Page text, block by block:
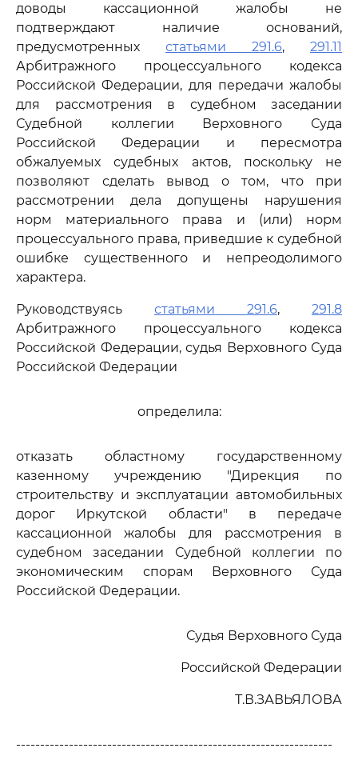
доводы кассационной жалобы не
подтверждают наличие оснований,
предусмотренных статьями 291.6, 291.11
Арбитражного процессуального кодекса
Российской Федерации, для передачи жалобы
для рассмотрения в судебном заседании
Судебной коллегии Верховного Суда
Российской Федерации и пересмотра
обжалуемых судебных актов, поскольку не
позволяют сделать вывод о том, что при
рассмотрении дела допущены нарушения
норм материального права и (или) норм
процессуального права, приведшие к судебной
ошибке существенного и непреодолимого
характера.
Руководствуясь статьями 291.6, 291.8
Арбитражного процессуального кодекса
Российской Федерации, судья Верховного Суда
Российской Федерации
определила:
отказать областному государственному
казенному учреждению "Дирекция по
строительству и эксплуатации автомобильных
дорог Иркутской области" в передаче
кассационной жалобы для рассмотрения в
судебном заседании Судебной коллегии по
экономическим спорам Верховного Суда
Российской Федерации.
Судья Верховного Суда
Российской Федерации
Т.В.ЗАВЬЯЛОВА
------------------------------------------------------------------